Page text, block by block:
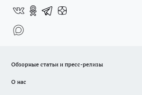
Обзорные статьи и пресс-релизы
О нас